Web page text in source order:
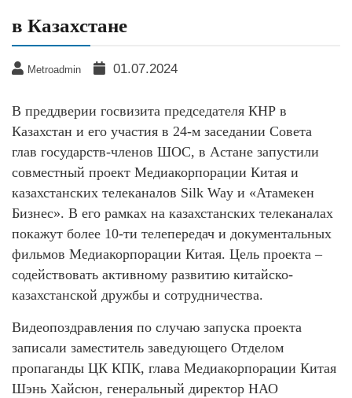
в Казахстане
Metroadmin 01.07.2024
В преддверии госвизита председателя КНР в
Казахстан и его участия в 24-м заседании Совета
глав государств-членов ШОС, в Астане запустили
совместный проект Медиакорпорации Китая и
казахстанских телеканалов Silk Way и «Атамекен
Бизнес». В его рамках на казахстанских телеканалах
покажут более 10-ти телепередач и документальных
фильмов Медиакорпорации Китая. Цель проекта –
содействовать активному развитию китайско-
казахстанской дружбы и сотрудничества.
Видеопоздравления по случаю запуска проекта
записали заместитель заведующего Отделом
пропаганды ЦК КПК, глава Медиакорпорации Китая
Шэнь Хайсюн, генеральный директор НАО